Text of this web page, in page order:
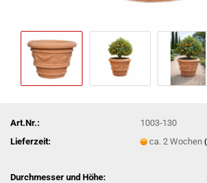
Art.Nr.:
1003-130
Lieferzeit:
ca. 2 Wochen
Durchmesser und Höhe: